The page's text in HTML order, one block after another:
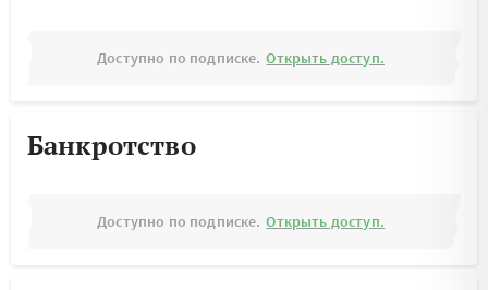
Доступно по подписке. Открыть доступ.
Банкротство
Доступно по подписке. Открыть доступ.